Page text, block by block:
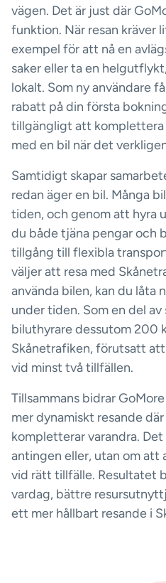
vägen. Det är just där
funktion. När resan kräver
exempel för att nå en
saker eller ta en
lokalt. Som ny användare
rabatt på din första
tillgängligt att
med en bil när det
Samtidigt skapar
redan äger en bil. Många
tiden, och genom att hyra
du både tjäna pengar och
tillgång till flexibla
väljer att resa med
använda bilen, kan du låta
under tiden. Som en del
biluthyrare dessutom 200
Skånetrafiken, förutsatt
vid minst två tillfällen.
Tillsammans bidrar
mer dynamiskt resande
kompletterar varandra.
antingen eller, utan om att
vid rätt tillfälle. Resultatet
vardag, bättre
ett mer hållbart resande i